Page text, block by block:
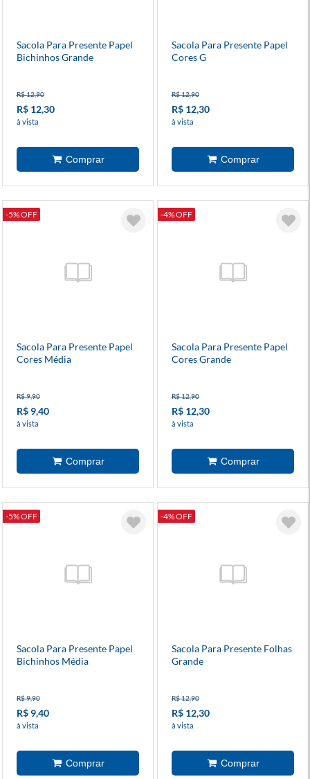
Sacola Para Presente Papel
Bichinhos Grande
R$ 12,90
R$ 12,30
à vista
Sacola Para Presente Papel
Cores G
R$ 12,90
R$ 12,30
à vista
-5% OFF
Sacola Para Presente Papel
Cores Média
R$ 9,90
R$ 9,40
à vista
-4% OFF
Sacola Para Presente Papel
Cores Grande
R$ 12,90
R$ 12,30
à vista
-5% OFF
Sacola Para Presente Papel
Bichinhos Média
R$ 9,90
R$ 9,40
à vista
-4% OFF
Sacola Para Presente Folhas
Grande
R$ 12,90
R$ 12,30
à vista